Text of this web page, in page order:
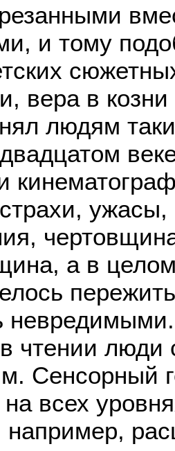
и тому
вера в
людям
а в
невредимыми.
чтении
Сенсорный
всех